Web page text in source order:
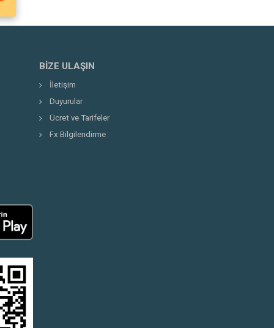
BIZE ULAŞIN
İletişim
Duyurular
Ücret ve Tarifeler
Fx Bilgilendirme